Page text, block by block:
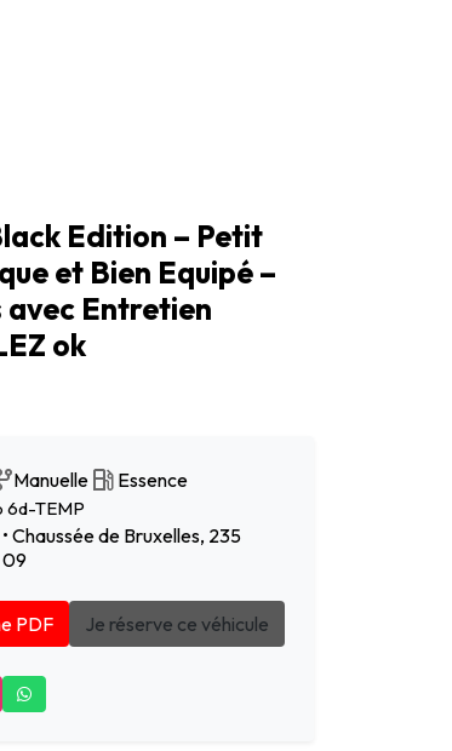
Edition – Petit
et Bien Equipé –
avec Entretien
ok
Manuelle
Essence
6d-TEMP
Chaussée de Bruxelles, 235
09
PDF Je réserve ce véhicule